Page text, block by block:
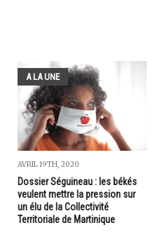
A LA UNE
AVRIL 19TH, 2020
Dossier Séguineau : les békés
veulent mettre la pression sur
un élu de la Collectivité
Territoriale de Martinique